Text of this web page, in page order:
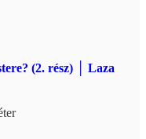
(2. rész) │ Laza